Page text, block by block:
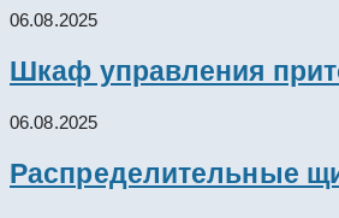
06.08.2025
Шкаф управления
06.08.2025
Распределительные